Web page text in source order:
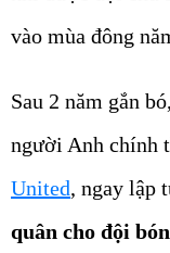
vào mùa đông
Sau 2 năm gắn
người Anh chính
United, ngay lập
quân cho đội